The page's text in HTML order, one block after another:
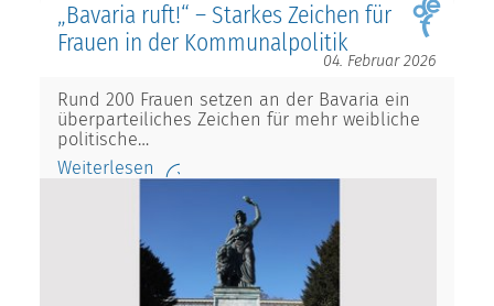
„Bavaria ruft!“ – Starkes Zeichen für
Frauen in der Kommunalpolitik
04. Februar 2026
Rund 200 Frauen setzen an der Bavaria ein
überparteiliches Zeichen für mehr weibliche
politische…
Weiterlesen